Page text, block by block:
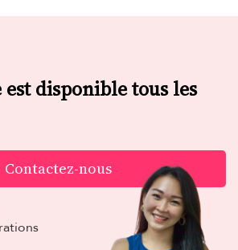
disponible tous les
Contactez-nous